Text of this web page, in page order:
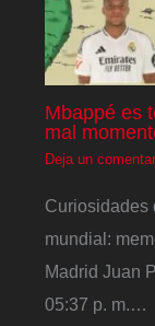
Mbappé es
mal
Deja un
Curiosidades
mundial:
Madrid Juan
05:37 p. m.…